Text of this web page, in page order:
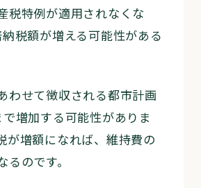
税特例が適用されなくな
税額が増える可能性がある
わせて徴収される都市計画
増加する可能性がありま
が増額になれば、維持費の
のです。